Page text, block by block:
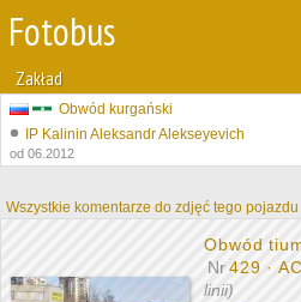
Fotobus
Zakład
Obwód kurgański
IP Kalinin Aleksandr Alekseyevich
od 06.2012
Wszystkie komentarze do zdjęć tego pojazdu
Obwód
Nr429 ·
linii)